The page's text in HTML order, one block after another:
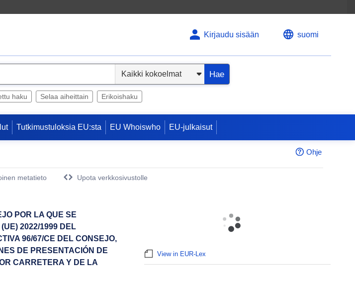
Kirjaudu sisään suomi
Hae
haku Selaa aiheittain Erikoishaku
Tutkimustuloksia EU:sta EU Whoiswho EU-julkaisut
Ohje
metatieto
Upota verkkosivustolle
POR LA QUE SE
2022/1999 DEL
96/67/CE DEL CONSEJO,
DE PRESENTACIÓN DE
CARRETERA Y DE LA
View in EUR-Lex